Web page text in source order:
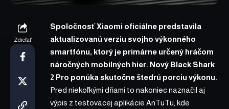
Zdieľať
Spoločnosť Xiaomi oficiálne predstavila
aktualizovanú verziu svojho výkonného
smartfónu, ktorý je primárne určený hráčom
náročných mobilných hier. Nový Black Shark
2 Pro ponúka skutočne štedrú porciu výkonu.
Pred niekoľkými dňami to nakoniec naznačil aj
výpis z testovacej aplikácie AnTuTu , kde